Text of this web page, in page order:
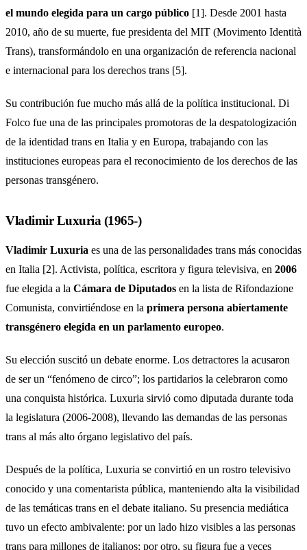
el mundo elegida para un cargo público [1]. Desde 2001 hasta
2010, año de su muerte, fue presidenta del MIT (Movimento Identità
Trans), transformándolo en una organización de referencia nacional
e internacional para los derechos trans [5].
Su contribución fue mucho más allá de la política institucional. Di
Folco fue una de las principales promotoras de la despatologización
de la identidad trans en Italia y en Europa, trabajando con las
instituciones europeas para el reconocimiento de los derechos de las
personas transgénero.
Vladimir Luxuria (1965-)
Vladimir Luxuria es una de las personalidades trans más conocidas
en Italia [2]. Activista, política, escritora y figura televisiva, en 2006
fue elegida a la Cámara de Diputados en la lista de Rifondazione
Comunista, convirtiéndose en la primera persona abiertamente
transgénero elegida en un parlamento europeo.
Su elección suscitó un debate enorme. Los detractores la acusaron
de ser un “fenómeno de circo”; los partidarios la celebraron como
una conquista histórica. Luxuria sirvió como diputada durante toda
la legislatura (2006-2008), llevando las demandas de las personas
trans al más alto órgano legislativo del país.
Después de la política, Luxuria se convirtió en un rostro televisivo
conocido y una comentarista pública, manteniendo alta la visibilidad
de las temáticas trans en el debate italiano. Su presencia mediática
tuvo un efecto ambivalente: por un lado hizo visibles a las personas
trans para millones de italianos; por otro, su figura fue a veces